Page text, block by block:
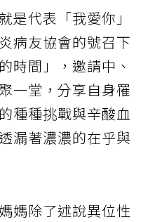
是代表「我愛你」
病友協會的號召下
時間」，邀請中、
一堂，分享自身罹
種種挑戰與辛酸血
漏著濃濃的在乎與
媽除了述說異位性